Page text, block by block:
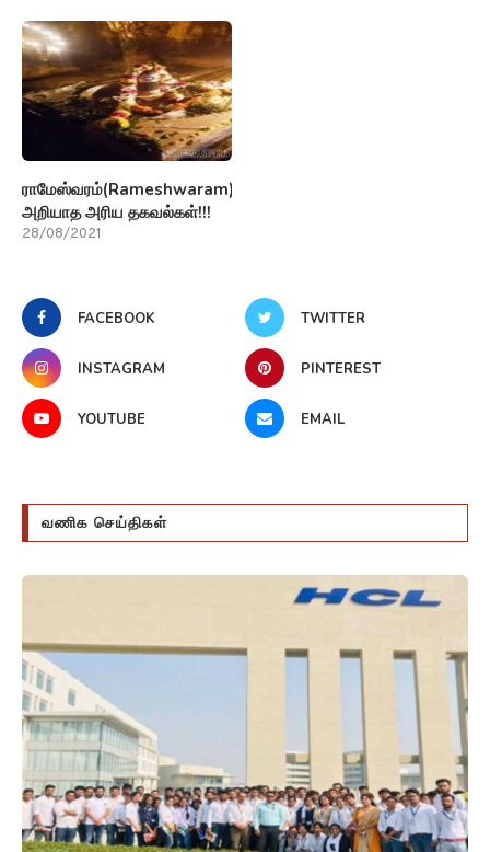
ராமேஸ்வரம்(Rameshwaram)பற்றி
அறியாத அரிய தகவல்கள்!!!
28/08/2021
FACEBOOK TWITTER
INSTAGRAM PINTEREST
YOUTUBE EMAIL
வணிக செய்திகள்